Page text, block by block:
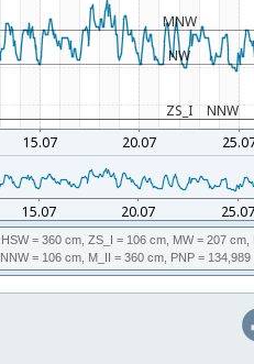
HSW= 360 cm, ZS_I = 106 cm, MW= 207 cm,
NNW= 106 cm, M_II = 360 cm, PNP = 134,989